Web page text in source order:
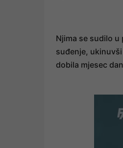
Njima se sudilo
suđenje,
dobila mjesec